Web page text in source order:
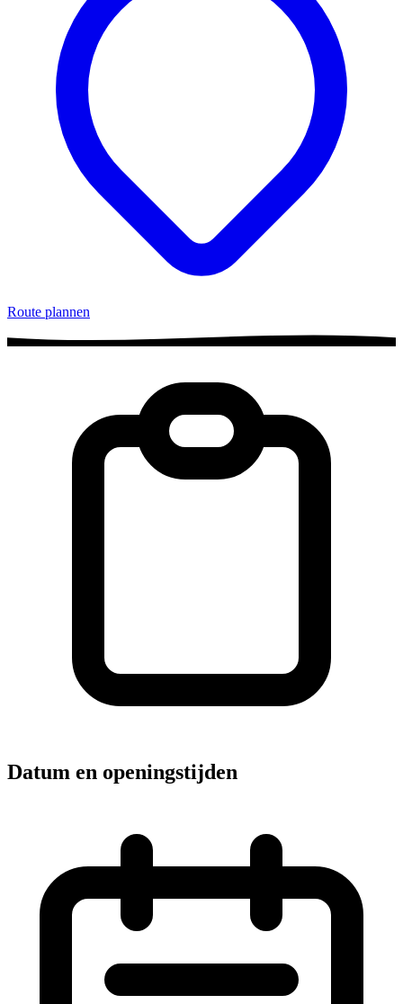
Route plannen
Datum en openingstijden